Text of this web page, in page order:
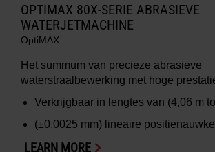
OPTIMAX 80X-SERIE ABRASIEVE
WATERJETMACHINE
OptiMAX
Het summum van precieze abrasieve
waterstraalbewerking met hoge
Verkrijgbaar in lengtes van (4,06 m
(±0,0025 mm) lineaire
LEARN MORE